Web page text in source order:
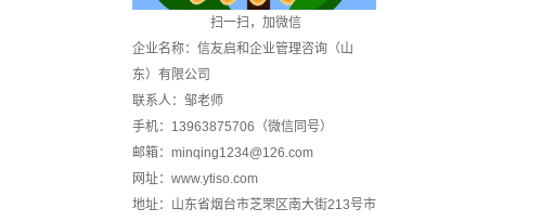
扫一扫，加微信
企业名称：信友启和企业管理咨询（山
东）有限公司
联系人：邹老师
手机：13963875706（微信同号）
邮箱：minqing1234@126.com
网址：www.ytiso.com
地址：山东省烟台市芝罘区南大街213号市